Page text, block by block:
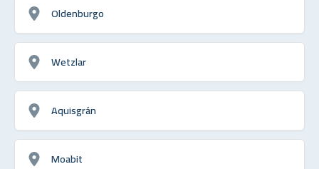
Oldenburgo
Wetzlar
Aquisgrán
Moabit